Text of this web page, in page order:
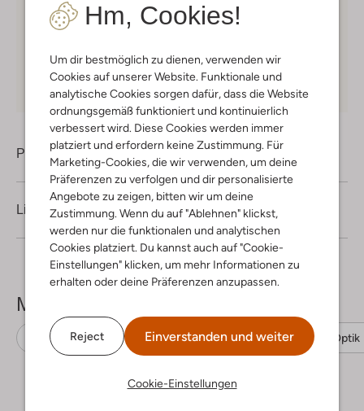
Hm, Cookies!
Um dir bestmöglich zu dienen, verwenden wir
Cookies auf unserer Website. Funktionale und
analytische Cookies sorgen dafür, dass die Website
ordnungsgemäß funktioniert und kontinuierlich
verbessert wird. Diese Cookies werden immer
platziert und erfordern keine Zustimmung. Für
Marketing-Cookies, die wir verwenden, um deine
Präferenzen zu verfolgen und dir personalisierte
Angebote zu zeigen, bitten wir um deine
Zustimmung. Wenn du auf "Ablehnen" klickst,
werden nur die funktionalen und analytischen
Cookies platziert. Du kannst auch auf "Cookie-
Einstellungen" klicken, um mehr Informationen zu
erhalten oder deine Präferenzen anzupassen.
Reject Einverstanden und weiter
Cookie-Einstellungen
Kostenloser Versandab € 75 für Club-Omoda
Kauf auf Rechnung 30 TagenRückgaberecht
Produktinformation
Lieferung & Rückgabe
Mehr sehen
Flache Sandalen Jochie & Freaks Leder-Optik